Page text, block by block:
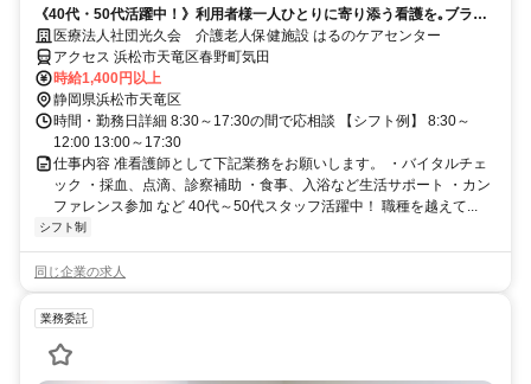
《40代・50代活躍中！》利用者様一人ひとりに寄り添う看護を｡ブラン
ク歓迎！施設未経験者も歓迎！
医療法人社団光久会 介護老人保健施設 はるのケアセンター
アクセス 浜松市天竜区春野町気田
時給1,400円以上
静岡県浜松市天竜区
時間・勤務日詳細 8:30～17:30の間で応相談 【シフト例】 8:30～
12:00 13:00～17:30
仕事内容 准看護師として下記業務をお願いします。 ・バイタルチェ
ック ・採血、点滴、診察補助 ・食事、入浴など生活サポート ・カン
ファレンス参加 など 40代～50代スタッフ活躍中！ 職種を越えて...
シフト制
同じ企業の求人
業務委託